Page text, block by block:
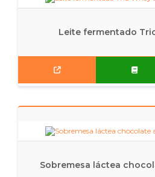
Leite fermentado
Sobremesa láctea